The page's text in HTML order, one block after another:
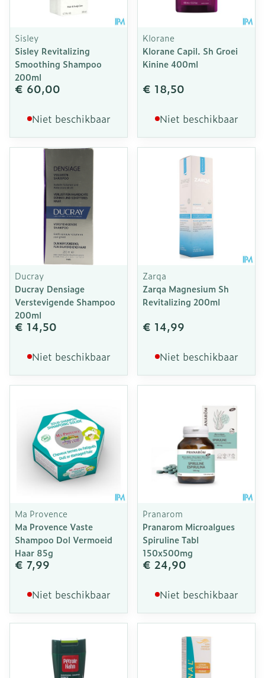
Sisley
Sisley Revitalizing
Smoothing Shampoo
200ml
€ 60,00
Niet beschikbaar
Klorane
Klorane Capil. Sh Groei
Kinine 400ml
€ 18,50
Niet beschikbaar
Ducray
Ducray Densiage
Verstevigende Shampoo
200ml
€ 14,50
Niet beschikbaar
Zarqa
Zarqa Magnesium Sh
Revitalizing 200ml
€ 14,99
Niet beschikbaar
Ma Provence
Ma Provence Vaste
Shampoo Dol Vermoeid
Haar 85g
€ 7,99
Niet beschikbaar
Pranarom
Pranarom Microalgues
Spiruline Tabl
150x500mg
€ 24,90
Niet beschikbaar